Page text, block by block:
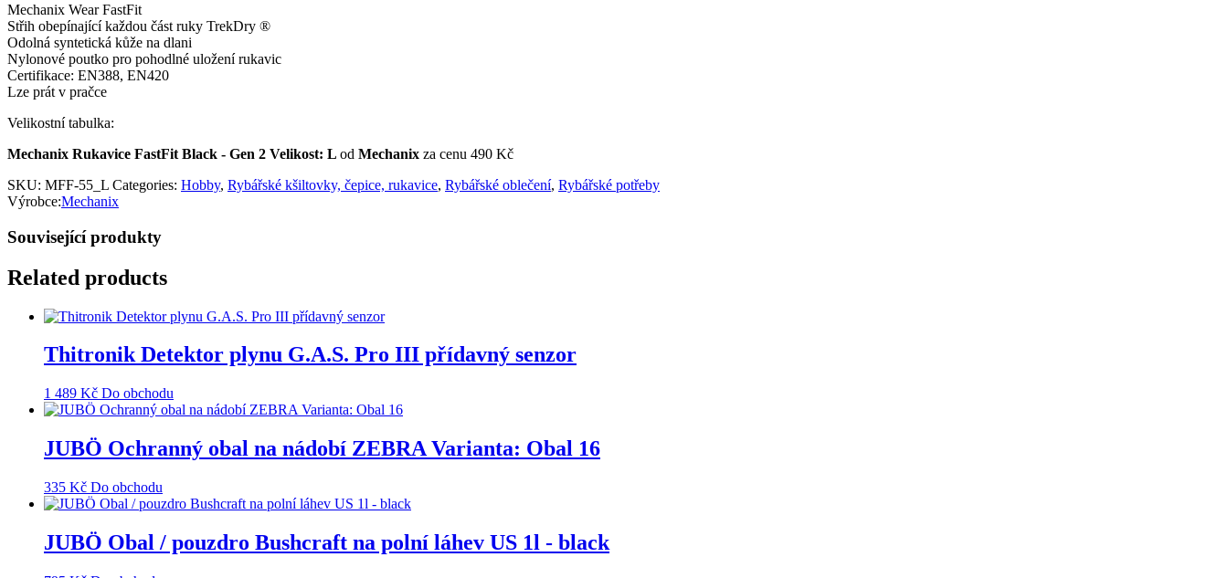
Mechanix Wear FastFit
Střih obepínající každou část ruky TrekDry ®
Odolná syntetická kůže na dlani
Nylonové poutko pro pohodlné uložení rukavic
Certifikace: EN388, EN420
Lze prát v pračce
Velikostní tabulka:
Mechanix Rukavice FastFit Black - Gen 2 Velikost: L od Mechanix za cenu 490 Kč
SKU: MFF-55_L Categories: Hobby, Rybářské kšiltovky, čepice, rukavice, Rybářské oblečení, Rybářské potřeby
Výrobce:Mechanix
Související produkty
Related products
Thitronik Detektor plynu G.A.S. Pro III přídavný senzor
1 489 Kč Do obchodu
JUBÖ Ochranný obal na nádobí ZEBRA Varianta: Obal 16
335 Kč Do obchodu
JUBÖ Obal / pouzdro Bushcraft na polní láhev US 1l - black